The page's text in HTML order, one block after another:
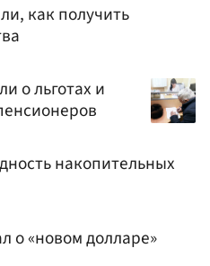
как получить
о льготах и
накопительных
о «новом долларе»